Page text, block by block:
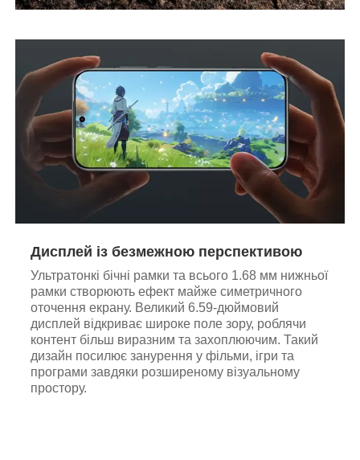
Дисплей із безмежною перспективою
Ультратонкі бічні рамки та всього 1.68 мм нижньої
рамки створюють ефект майже симетричного
оточення екрану. Великий 6.59-дюймовий
дисплей відкриває широке поле зору, роблячи
контент більш виразним та захоплюючим. Такий
дизайн посилює занурення у фільми, ігри та
програми завдяки розширеному візуальному
простору.